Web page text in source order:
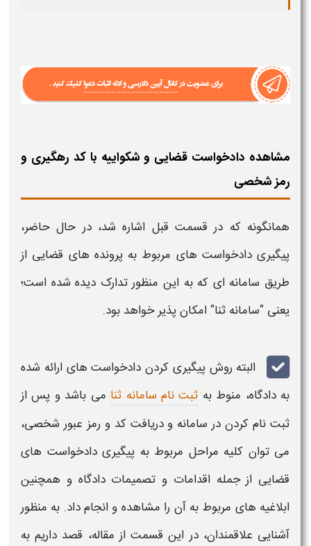
مشاهده دادخواست قضایی و شکواییه با کد رهگیری و
رمز شخصی
همانگونه که در قسمت قبل اشاره شد، در حال حاضر،
پیگیری دادخواست های مربوط بهپرونده های قضایی از
طریق سامانه ای که به این منظور تدارک دیده شده است؛
یعنی "سامانه ثنا" امکان پذیر خواهد بود.
البته روش پیگیری کردن دادخواست های ارائه شده
به دادگاه، منوط به ثبت نام سامانه ثنا می باشد و پس از
ثبت نام کردن در سامانه و دریافت کد و رمز عبور شخصی،
می توان کلیه مراحل مربوط به پیگیری دادخواست های
قضایی از جمله اقدامات و تصمیمات دادگاه و همچنین
ابلاغیه های مربوط به آن را مشاهده و انجام داد. به منظور
آشنایی علاقمندان، در این قسمت از مقاله، قصد داریم به